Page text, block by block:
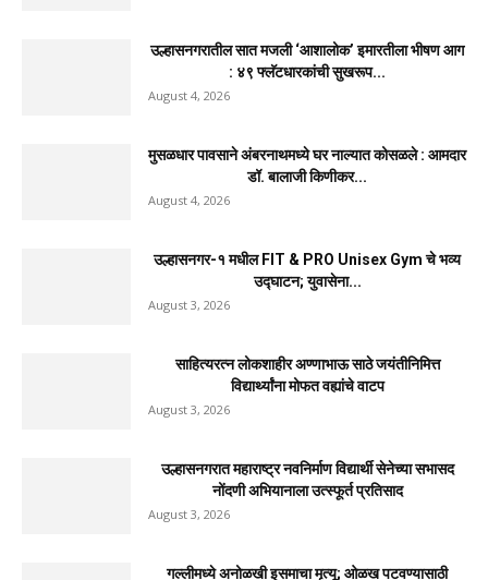
उल्हासनगरातील सात मजली ‘आशालोक’ इमारतीला भीषण आग
: ४९ फ्लॅटधारकांची सुखरूप...
August 4, 2026
मुसळधार पावसाने अंबरनाथमध्ये घर नाल्यात कोसळले : आमदार
डॉ. बालाजी किणीकर...
August 4, 2026
उल्हासनगर-१ मधील FIT & PRO Unisex Gym चे भव्य
उद्घाटन; युवासेना...
August 3, 2026
साहित्यरत्न लोकशाहीर अण्णाभाऊ साठे जयंतीनिमित्त
विद्यार्थ्यांना मोफत वह्यांचे वाटप
August 3, 2026
उल्हासनगरात महाराष्ट्र नवनिर्माण विद्यार्थी सेनेच्या सभासद
नोंदणी अभियानाला उत्स्फूर्त प्रतिसाद
August 3, 2026
गल्लीमध्ये अनोळखी इसमाचा मृत्यू; ओळख पटवण्यासाठी